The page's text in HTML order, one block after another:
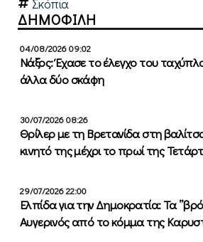
ΔΗΜΟΦΙΛΗ
04/08/2026 09:02
Νάξος: Έχασε το έλεγχο του
άλλα δύο σκάφη
30/07/2026 08:26
Θρίλερ με τη Βρετανίδα στη
κινητό της μέχρι το πρωί της
29/07/2026 22:00
Ελπίδα για την Δημοκρατία: Τα
Αυγερινός από το κόμμα της